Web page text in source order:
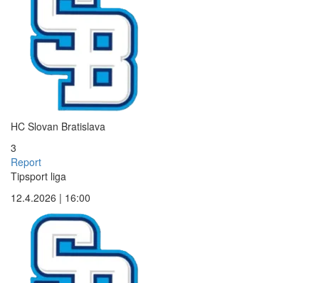
HC Slovan Bratislava
3
Report
Tipsport liga
12.4.2026 | 16:00